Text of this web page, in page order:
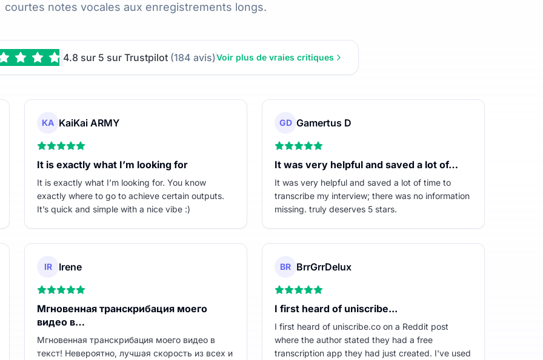
courtes notes vocales aux enregistrements longs.
4.8 sur 5 sur Trustpilot(184 avis)Voir plus de vraies critiques
KA KaiKai ARMY
It is exactly what I’m looking for
It is exactly what I’m looking for. You know
exactly where to go to achieve certain outputs.
It’s quick and simple with a nice vibe :)
GD Gamertus D
It was very helpful and saved a lot of…
It was very helpful and saved a lot of time to
transcribe my interview; there was no information
missing. truly deserves 5 stars.
IR Irene
Мгновенная транскрибация моего
видео в…
Мгновенная транскрибация моего видео в
текст! Невероятно, лучшая скорость из всех и
BR BrrGrrDelux
I first heard of uniscribe...
I first heard of uniscribe.co on a Reddit post
where the author stated they had a free
transcription app they had just created. I've used